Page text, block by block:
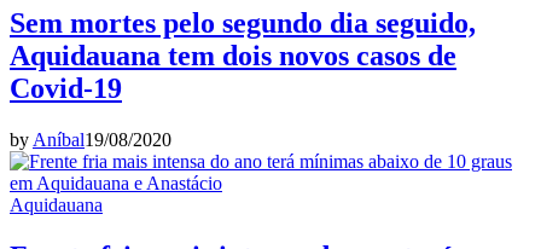
Sem mortes pelo segundo dia seguido,
Aquidauana tem dois novos casos de
Covid-19
by Aníbal19/08/2020
Aquidauana